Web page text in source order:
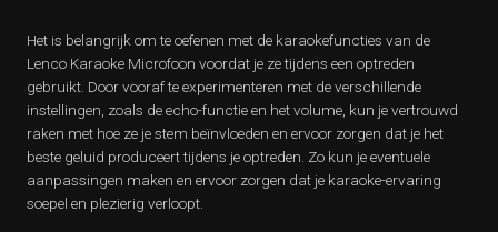
Het is belangrijk om te oefenen met de karaokefuncties van de
Lenco Karaoke Microfoon voordat je ze tijdens een optreden
gebruikt. Door vooraf te experimenteren met de verschillende
instellingen, zoals de echo-functie en het volume, kun je vertrouwd
raken met hoe ze je stem beïnvloeden en ervoor zorgen dat je het
beste geluid produceert tijdens je optreden. Zo kun je eventuele
aanpassingen maken en ervoor zorgen dat je karaoke-ervaring
soepel en plezierig verloopt.